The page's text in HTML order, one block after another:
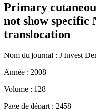
Primary
not show specific
translocation
Nom du journal : J Invest
Année : 2008
Volume : 128
Page de départ : 2458